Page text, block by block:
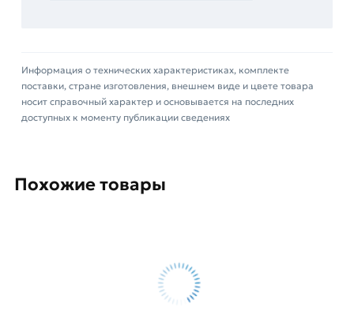
Информация о технических характеристиках, комплекте
поставки, стране изготовления, внешнем виде и цвете товара
носит справочный характер и основывается на последних
доступных к моменту публикации сведениях
Похожие товары